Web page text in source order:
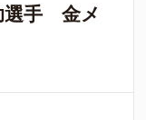
選手 金メ